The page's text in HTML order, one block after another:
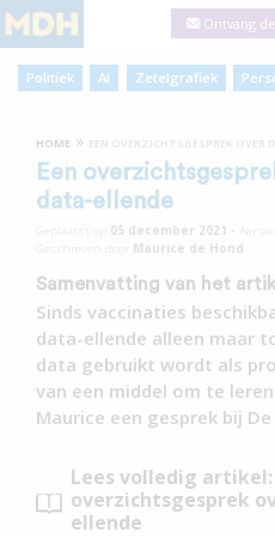
Ontvang
Politiek AI Zetelgrafiek
HOME »
Een
data-ellende
05 december 2021
Maurice de Hond
Samenvatting van het
Sinds vaccinaties
data-ellende alleen maar
data gebruikt wordt als
van een middel om te
Maurice een gesprek bij
Lees volledig artikel:
overzichtsgesprek
ellende